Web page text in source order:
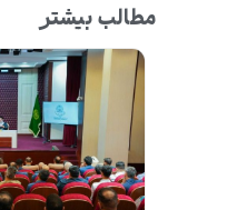
مطالب بیشتر